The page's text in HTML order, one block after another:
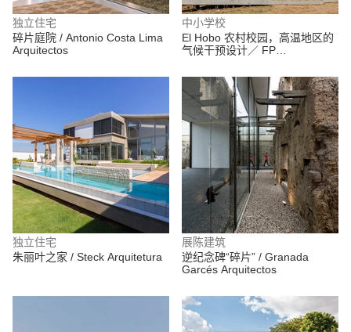
独立住宅
碎片庭院 / Antonio Costa Lima
Arquitectos
中小学校
El Hobo 农村校园，高温地区的
气候干预设计／ FP
独立住宅
朱丽叶之家 / Steck Arquitetura
展陈建筑
逆纪念碑“碎片” / Granada
Garcés Arquitectos